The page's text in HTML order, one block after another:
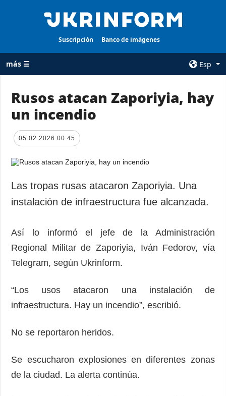
Suscripción Banco de imágenes
más ☰
Esp
TODAS LAS
Guerra
de Ucrania
Política
Economía
Sociedad y
Cultura
Deportes
Desastres y
emergencias
condiciones de
servicios
Política de
datos personales
Podcasts
Publicaciones
Entrevistas
Banco de
imágenes
Rusos atacan Zaporiyia, hay
un incendio
05.02.2026 00:45
Las tropas rusas atacaron Zaporiyia. Una
instalación de infraestructura fue alcanzada.
Así lo informó el jefe de la Administración
Regional Militar de Zaporiyia, Iván Fedorov, vía
Telegram, según Ukrinform.
“Los usos atacaron una instalación de
infraestructura. Hay un incendio”, escribió.
No se reportaron heridos.
Se escucharon explosiones en diferentes zonas
de la ciudad. La alerta continúa.